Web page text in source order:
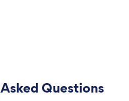
Questions